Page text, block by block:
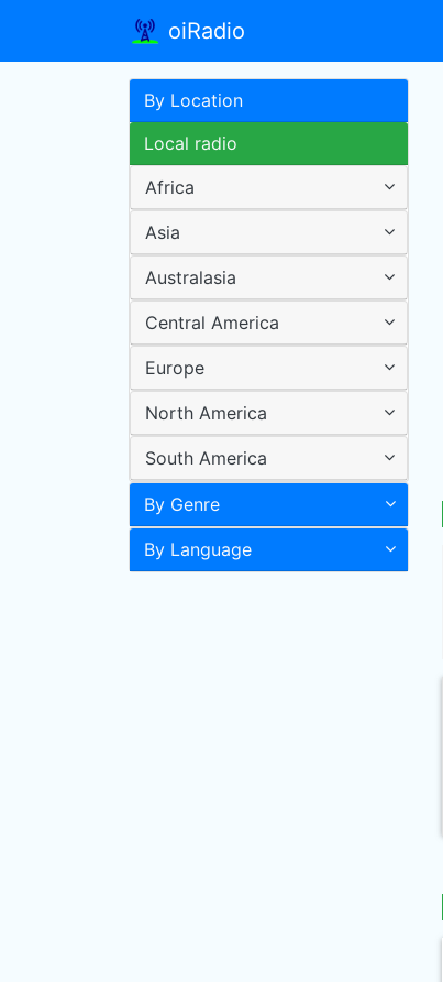
oiRadio
By Location
Local radio
Africa
Asia
Australasia
Central America
Europe
North America
South America
By Genre
By Language